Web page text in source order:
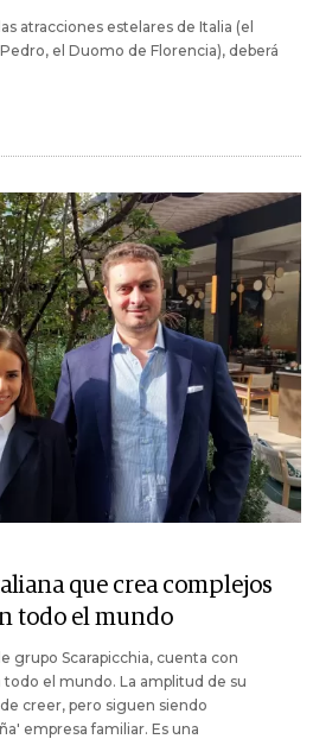
atracciones estelares de Italia (el
el Duomo de Florencia), deberá
que crea complejos
todo el mundo
grupo Scarapicchia, cuenta con
el mundo. La amplitud de su
creer, pero siguen siendo
empresa familiar. Es una